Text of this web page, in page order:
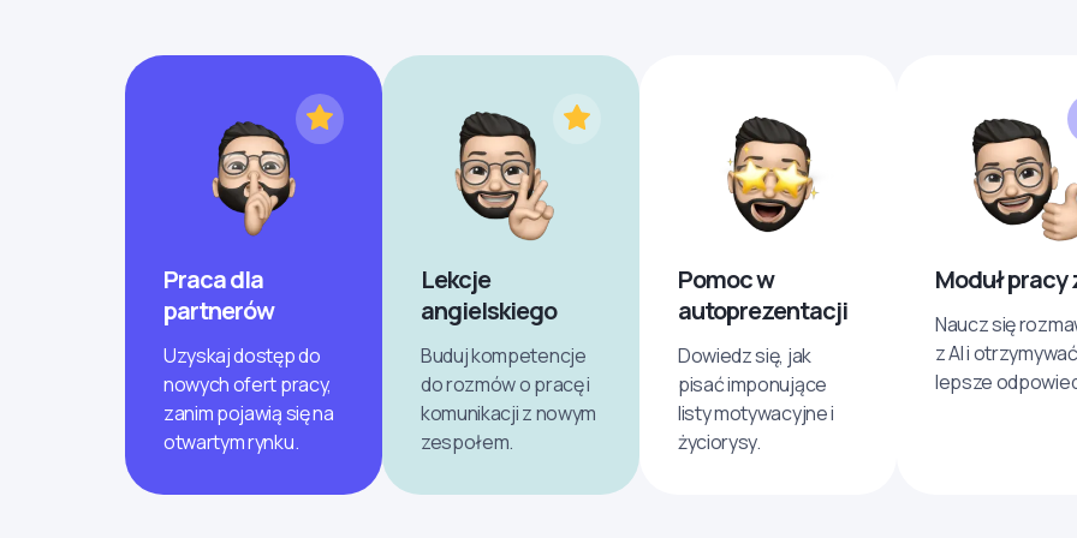
Praca dla
partnerów
Uzyskaj dostęp do
nowych ofert pracy,
zanim pojawią się na
otwartym rynku.
Lekcje
angielskiego
Buduj kompetencje
do rozmów o pracę i
komunikacji z nowym
zespołem.
Pomoc w
autoprezentacji
Dowiedz się, jak
pisać imponujące
listy motywacyjne i
życiorysy.
Moduł pracy
Naucz się
z AI i otrzymywać
lepsze